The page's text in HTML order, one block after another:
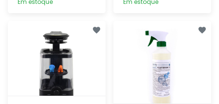
rapidamente
rapidamente